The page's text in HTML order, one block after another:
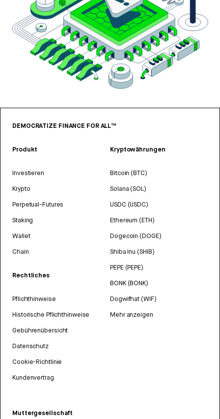
DEMOCRATIZE FINANCE FOR ALL™
Produkt
Investieren
Krypto
Perpetual-Futures
Staking
Wallet
Chain
Rechtliches
Pflichthinweise
Historische Pflichthinweise
Gebührenübersicht
Datenschutz
Cookie-Richtlinie
Kundenvertrag
Kryptowährungen
Bitcoin (BTC)
Solana (SOL)
USDC (USDC)
Ethereum (ETH)
Dogecoin (DOGE)
Shiba Inu (SHIB)
PEPE (PEPE)
BONK (BONK)
Dogwifhat (WIF)
Mehr anzeigen
Muttergesellschaft